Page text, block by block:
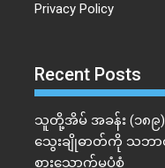
Privacy Policy
Recent Posts
သူတို့အိမ် အခန်း (၁၈၉)
သွေးချိုဓာတ်ကို သဘာ
စားသောက်မှုပုံစံ